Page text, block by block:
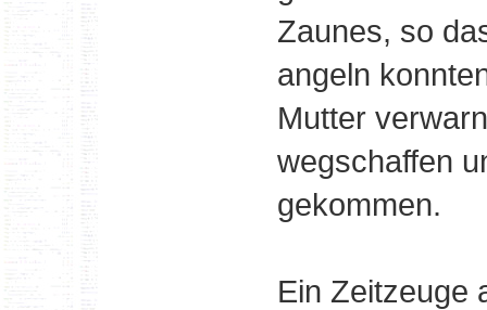
Zaunes, so
angeln
Mutter
wegschaffen
gekommen.
Ein Zeitzeuge